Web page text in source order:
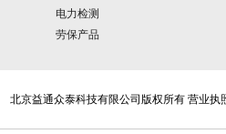
电力检测
劳保产品
北京益通众泰科技有限公司版权所有 营业执